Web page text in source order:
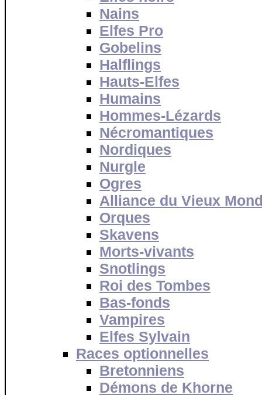
Nains
Elfes Pro
Gobelins
Halflings
Hauts-Elfes
Humains
Hommes-Lézards
Nécromantiques
Nordiques
Nurgle
Ogres
Alliance du Vieux
Orques
Skavens
Morts-vivants
Snotlings
Roi des Tombes
Bas-fonds
Vampires
Elfes Sylvain
Races optionnelles
Bretonniens
Démons de Khorne